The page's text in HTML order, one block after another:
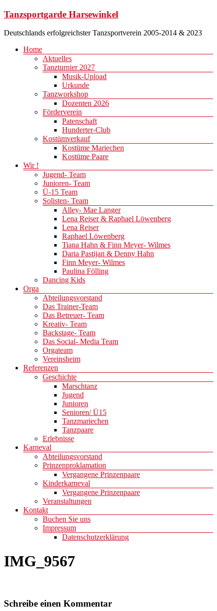
Zum
springen
Tanzsportgarde Harsewinkel
Deutschlands erfolgreichster Tanzsportverein 2005-2014 & 2023
Menü
Home
Aktuelles
Tanzturnier 2027
Musik-Upload
Urkunde
Tanzworkshop
Dozenten 2026
Förderverein
Patenschaft
Hunderter-Club
Kostümverkauf
Kostüme Mariechen
Kostüme Paare
Wir !
Jugend- Team
Junioren- Team
Ü-15 Team
Solisten- Team
Alley- Mae Langer
Lena Reiser & Raphael Löwenberg
Lena Reiser
Raphael Löwenberg
Tiana Hahn & Finn Meyer- Wilmes
Daria Pastijan & Denny Hahn
Finn Meyer- Wilmes
Paulina Fölling
Dancing Kids
Orga
Abteilungsvorstand
Das Trainer-Team
Das Betreuer- Team
Kreativ- Team
Backstage- Team
Das Social- Media Team
Orgateam
Vereinsheim
Referenzen
Geschichte
Marschtanz
Jugend
Junioren
Senioren/ Ü15
Tanzmariechen
Tanzpaare
Erlebnisse
Karneval
Abteilungsvorstand
Prinzenproklamation
Vergangene Prinzenpaare
Kinderkarneval
Vergangene Prinzenpaare
Veranstaltungen
Kontakt
Buchen Sie uns
Impressum
Datenschutzerklärung
IMG_9567
Schreibe einen Kommentar